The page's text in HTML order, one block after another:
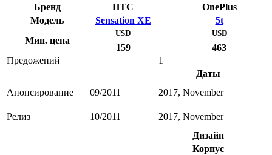
Бренд HTC
OnePlus
Модель
Sensation XE
5t
Мин. цена
USD
159
USD
463
Предожений
1
Даты
Анонсирование
09/2011 2017, November
Релиз 10/2011
2017, November
Дизайн
Корпус